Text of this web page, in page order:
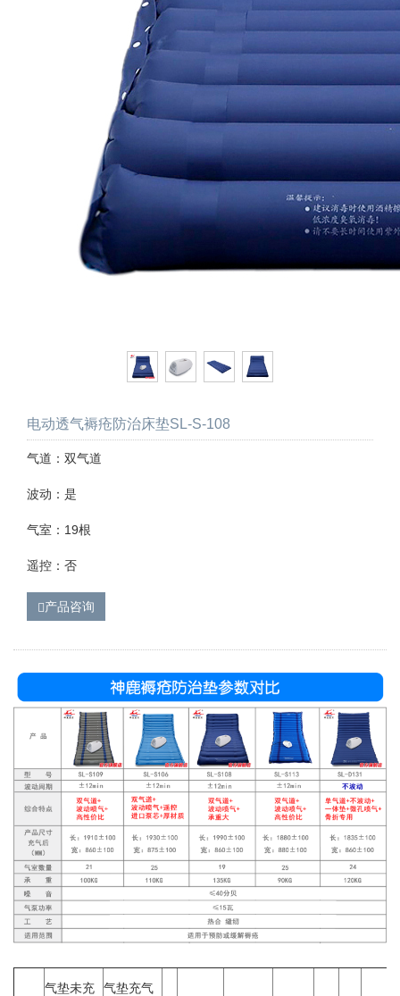
电动透气褥疮防治床垫SL-S-108
气道：双气道
波动：是
气室：19根
遥控：否
产品咨询
气垫未充
气垫充气